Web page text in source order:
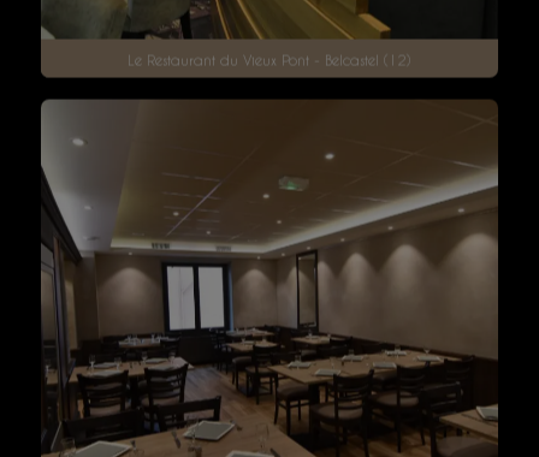
Le Restaurant du Vieux Pont - Belcastel (12)